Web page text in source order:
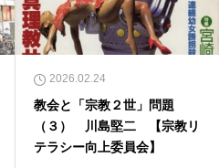
2026.02.24
教会と「宗教２世」問題
（３） 川島堅二 【宗教リ
テラシー向上委員会】